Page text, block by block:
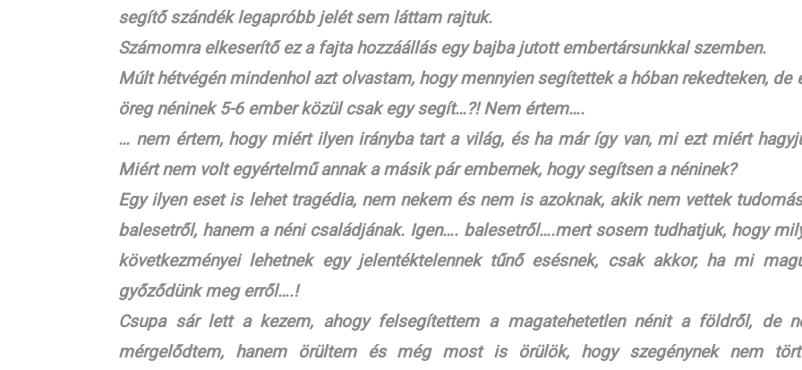
segítő szándék legapróbb jelét sem láttam rajtuk.
Számomra elkeserítő ez a fajta hozzáállás egy bajba jutott embertársunkkal szemben.
Múlt hétvégén mindenhol azt olvastam, hogy mennyien segítettek a hóban rekedteken, de
öreg néninek 5-6 ember közül csak egy segít…?! Nem értem….
… nem értem, hogy miért ilyen irányba tart a világ, és ha már így van, mi ezt miért
Miért nem volt egyértelmű annak a másik pár embernek, hogy segítsen a néninek?
Egy ilyen eset is lehet tragédia, nem nekem és nem is azoknak, akik nem vettek
balesetről, hanem a néni családjának. Igen…. balesetről….mert sosem tudhatjuk, hogy
következményei lehetnek egy jelentéktelennek tűnő esésnek, csak akkor, ha mi
győződünk meg erről….!
Csupa sár lett a kezem, ahogy felsegítettem a magatehetetlen nénit a földről, de
mérgelődtem, hanem örültem és még most is örülök, hogy szegénynek nem